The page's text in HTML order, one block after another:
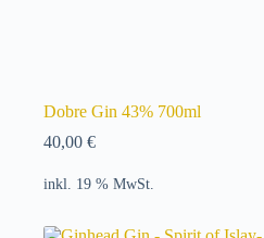
Dobre Gin 43% 700ml
40,00 €
inkl. 19 % MwSt.